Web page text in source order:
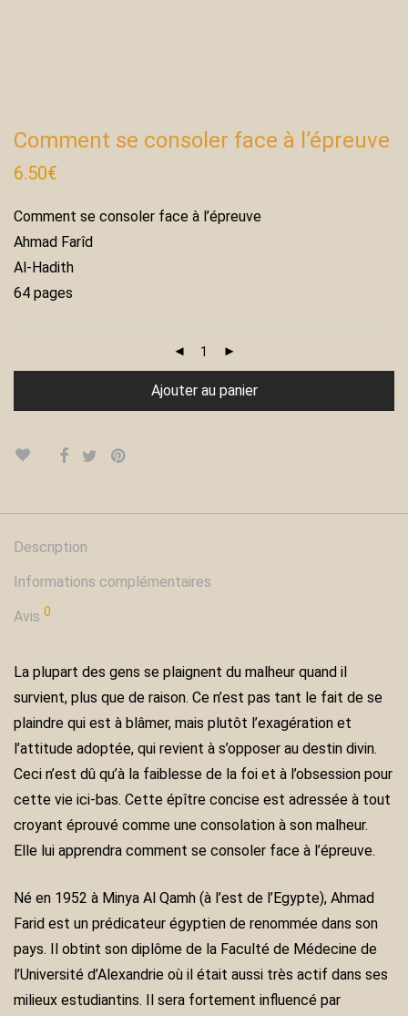
Comment se consoler face à l’épreuve
6.50€
Comment se consoler face à l’épreuve
Ahmad Farîd
Al-Hadith
64 pages
Ajouter au panier
Description
Informations complémentaires
Avis 0
La plupart des gens se plaignent du malheur quand il
survient, plus que de raison. Ce n’est pas tant le fait de se
plaindre qui est à blâmer, mais plutôt l’exagération et
l’attitude adoptée, qui revient à s’opposer au destin divin.
Ceci n’est dû qu’à la faiblesse de la foi et à l’obsession pour
cette vie ici-bas. Cette épître concise est adressée à tout
croyant éprouvé comme une consolation à son malheur.
Elle lui apprendra comment se consoler face à l’épreuve.
Né en 1952 à Minya Al Qamh (à l’est de l’Egypte), Ahmad
Farid est un prédicateur égyptien de renommée dans son
pays. Il obtint son diplôme de la Faculté de Médecine de
l’Université d’Alexandrie où il était aussi très actif dans ses
milieux estudiantins. Il sera fortement influencé par